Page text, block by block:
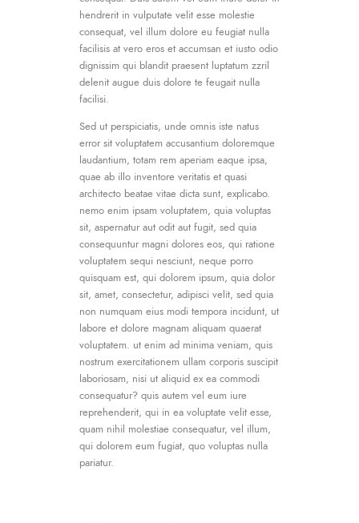
hendrerit in vulputate velit esse molestie
consequat, vel illum dolore eu feugiat nulla
facilisis at vero eros et accumsan et iusto odio
dignissim qui blandit praesent luptatum zzril
delenit augue duis dolore te feugait nulla
facilisi.
Sed ut perspiciatis, unde omnis iste natus
error sit voluptatem accusantium doloremque
laudantium, totam rem aperiam eaque ipsa,
quae ab illo inventore veritatis et quasi
architecto beatae vitae dicta sunt, explicabo.
nemo enim ipsam voluptatem, quia voluptas
sit, aspernatur aut odit aut fugit, sed quia
consequuntur magni dolores eos, qui ratione
voluptatem sequi nesciunt, neque porro
quisquam est, qui dolorem ipsum, quia dolor
sit, amet, consectetur, adipisci velit, sed quia
non numquam eius modi tempora incidunt, ut
labore et dolore magnam aliquam quaerat
voluptatem. ut enim ad minima veniam, quis
nostrum exercitationem ullam corporis suscipit
laboriosam, nisi ut aliquid ex ea commodi
consequatur? quis autem vel eum iure
reprehenderit, qui in ea voluptate velit esse,
quam nihil molestiae consequatur, vel illum,
qui dolorem eum fugiat, quo voluptas nulla
pariatur.